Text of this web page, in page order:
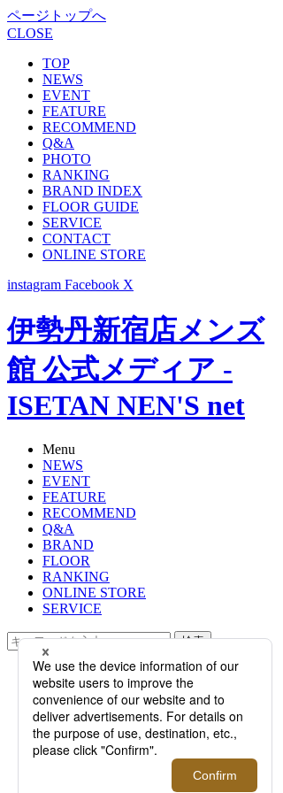
ページトップへ
CLOSE
TOP
NEWS
EVENT
FEATURE
RECOMMEND
Q&A
PHOTO
RANKING
BRAND INDEX
FLOOR GUIDE
SERVICE
CONTACT
ONLINE STORE
instagram Facebook X
伊勢丹新宿店メンズ
館 公式メディア -
ISETAN NEN'S net
Menu
NEWS
EVENT
FEATURE
RECOMMEND
Q&A
BRAND
FLOOR
RANKING
ONLINE STORE
SERVICE
検索
TOP
PHOTO
【特集】大人が選ぶべき夏ジャケッ
ト10選、軽くて薄いリネン＆ニット
素材が2020年の2大トレンド
【特集】大人が選ぶべき夏